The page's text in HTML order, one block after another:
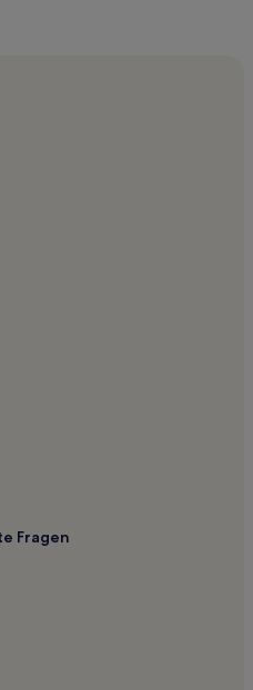
– Lac
Saint-Michel
Grand Theatre
Saint-Jean
d'Ambarès
Fragen